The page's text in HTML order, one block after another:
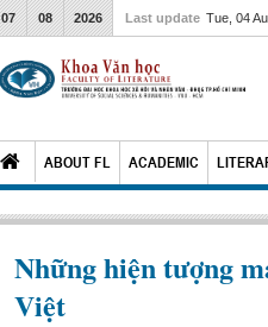
07 08 2026 Last update Tue, 04
ABOUT FL ACADEMIC
Những hiện tượng
Việt